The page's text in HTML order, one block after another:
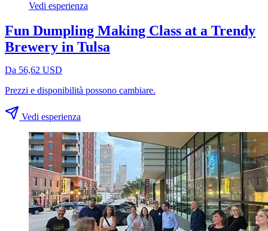
Vedi esperienza
Fun Dumpling Making Class at a Trendy
Brewery in Tulsa
Da 56,62 USD
Prezzi e disponibilità possono cambiare.
Vedi esperienza